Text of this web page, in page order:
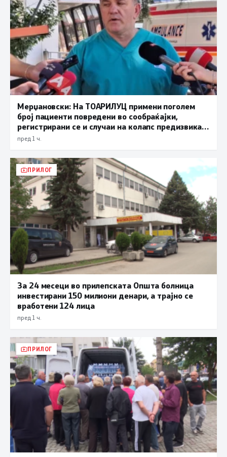
Мерџановски: На ТОАРИЛУЦ примени поголем
број пациенти повредени во сообраќајки,
регистрирани се и случаи на колапс предизвикан
од високите температури
пред 1 ч.
ПРИЛОГ
За 24 месеци во прилепската Општа болница
инвестирани 150 милиони денари, а трајно се
вработени 124 лица
пред 1 ч.
ПРИЛОГ